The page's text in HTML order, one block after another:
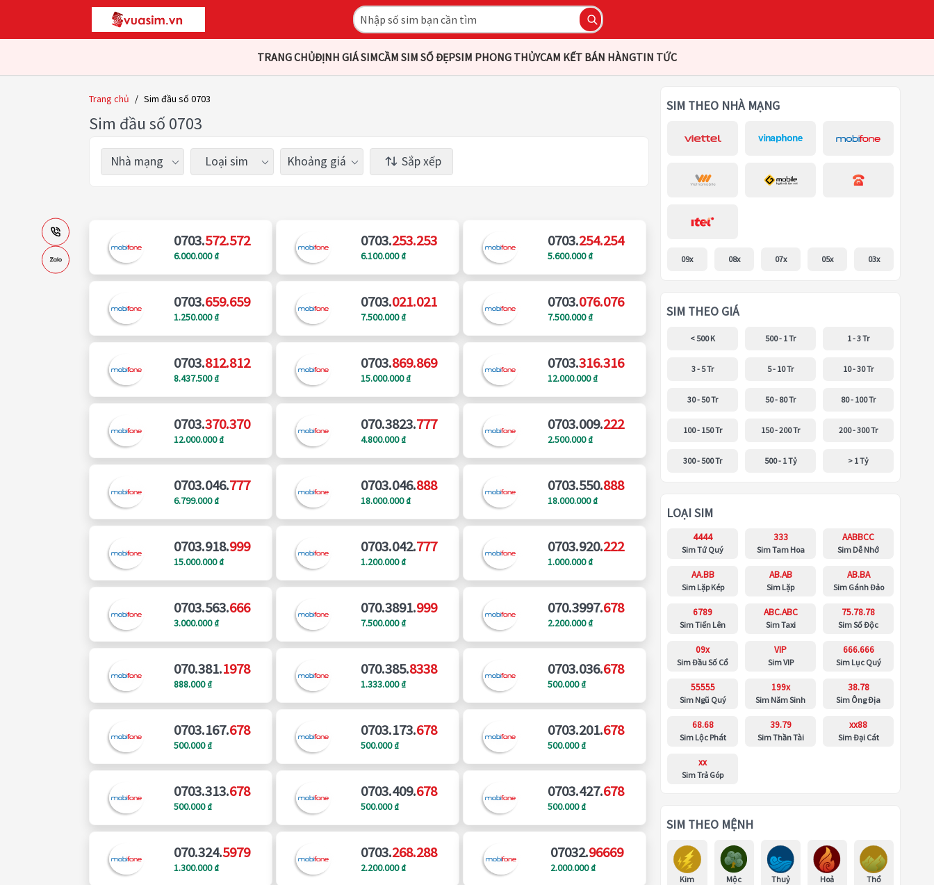
TRANG CHỦĐỊNH GIÁ SIMCẦM SIM SỐ ĐẸPSIM PHONG THỦYCAM KẾT BÁN HÀNGTIN TỨC
Trang chủ / Sim đầu số 0703
Sim đầu số 0703
Nhà mạng Loại sim Khoảng giá Sắp xếp
0703.572.572
6.000.000 ₫
0703.253.253
6.100.000 ₫
0703.254.254
5.600.000 ₫
0703.659.659
1.250.000 ₫
0703.021.021
7.500.000 ₫
0703.076.076
7.500.000 ₫
0703.812.812
8.437.500 ₫
0703.869.869
15.000.000 ₫
0703.316.316
12.000.000 ₫
0703.370.370
12.000.000 ₫
070.3823.777
4.800.000 ₫
0703.009.222
2.500.000 ₫
0703.046.777
6.799.000 ₫
0703.046.888
18.000.000 ₫
0703.550.888
18.000.000 ₫
0703.918.999
15.000.000 ₫
0703.042.777
1.200.000 ₫
0703.920.222
1.000.000 ₫
0703.563.666
3.000.000 ₫
070.3891.999
7.500.000 ₫
070.3997.678
2.200.000 ₫
070.381.1978
888.000 ₫
070.385.8338
1.333.000 ₫
0703.036.678
500.000 ₫
0703.167.678
500.000 ₫
0703.173.678
500.000 ₫
0703.201.678
500.000 ₫
0703.313.678
500.000 ₫
0703.409.678
500.000 ₫
0703.427.678
500.000 ₫
070.324.5979
1.300.000 ₫
0703.268.288
2.200.000 ₫
07032.96669
2.000.000 ₫
SIM THEO NHÀ MẠNG
09x 08x 07x 05x 03x
SIM THEO GIÁ
< 500 K 500 - 1 Tr 1 - 3 Tr
3 - 5 Tr 5 - 10 Tr 10 - 30 Tr
30 - 50 Tr 50 - 80 Tr 80 - 100 Tr
100 - 150 Tr 150 - 200 Tr 200 - 300 Tr
300 - 500 Tr 500 - 1 Tỷ > 1 Tỷ
LOẠI SIM
4444
Sim Tứ Quý
333
Sim Tam Hoa
AABBCC
Sim Dễ Nhớ
AA.BB
Sim Lặp Kép
AB.AB
Sim Lặp
AB.BA
Sim Gánh Đảo
6789
Sim Tiến Lên
ABC.ABC
Sim Taxi
75.78.78
Sim Số Độc
09x
Sim Đầu Số Cổ
VIP
Sim VIP
666.666
Sim Lục Quý
55555
Sim Ngũ Quý
199x
Sim Năm Sinh
38.78
Sim Ông Địa
68.68
Sim Lộc Phát
39.79
Sim Thần Tài
xx88
Sim Đại Cát
xx
Sim Trả Góp
SIM THEO MỆNH
Kim Mộc Thuỷ Hoả Thổ